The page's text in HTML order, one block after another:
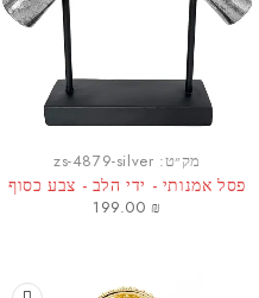
מק״ט:zs-4879-silver
פסל אמנותי - ידי הלב - צבע כסוף
199.00